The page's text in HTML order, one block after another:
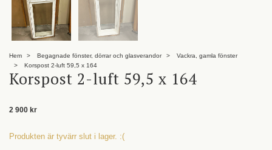
Hem Begagnade fönster, dörrar och glasverandor
Vackra, gamla fönster
Korspost 2-luft 59,5 x 164
Korspost 2-luft 59,5 x 164
2 900 kr
Produkten är tyvärr slut i lager. :(